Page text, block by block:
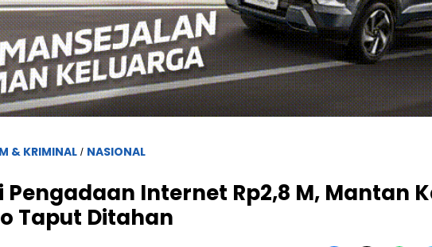
& KRIMINAL / NASIONAL
Pengadaan Internet Rp2,8 M, Mantan
Taput Ditahan